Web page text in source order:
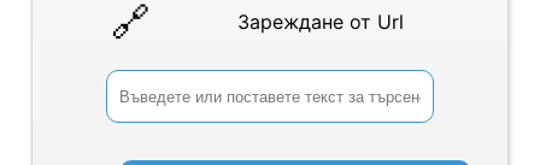
Зареждане от Url